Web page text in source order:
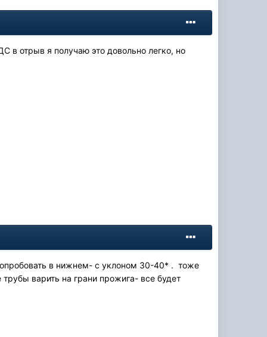
в отрыв я получаю это довольно легко, но
в нижнем- с уклоном 30-40* . тоже
варить на грани прожига- все будет